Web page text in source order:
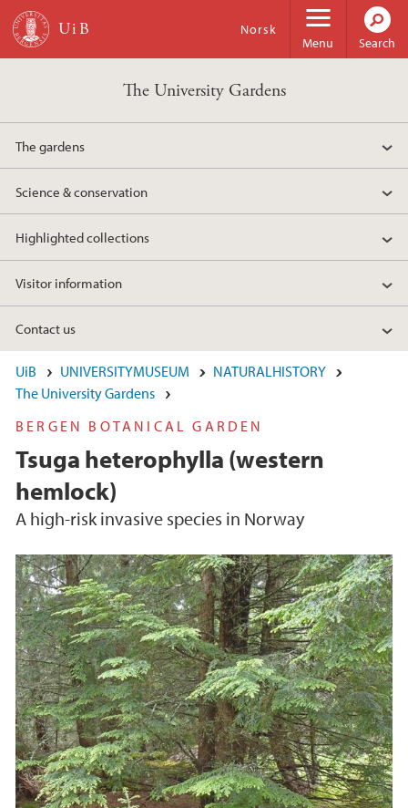
Skip to main content
Menu
Norsk
Search
The University Gardens
The gardens
Science & conservation
Highlighted collections
Visitor information
Contact us
UiB UNIVERSITYMUSEUM
NATURALHISTORY
The University Gardens
BERGEN BOTANICAL GARDEN
Tsuga heterophylla (western
hemlock)
A high-risk invasive species in Norway